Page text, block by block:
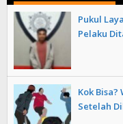
Pukul
Pelaku
Kok
Setelah